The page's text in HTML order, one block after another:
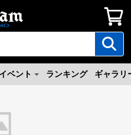
ベント ランキング ギャラリ